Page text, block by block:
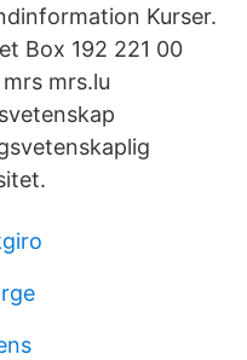
Kurser.
Box 192 221 00
mrs.lu